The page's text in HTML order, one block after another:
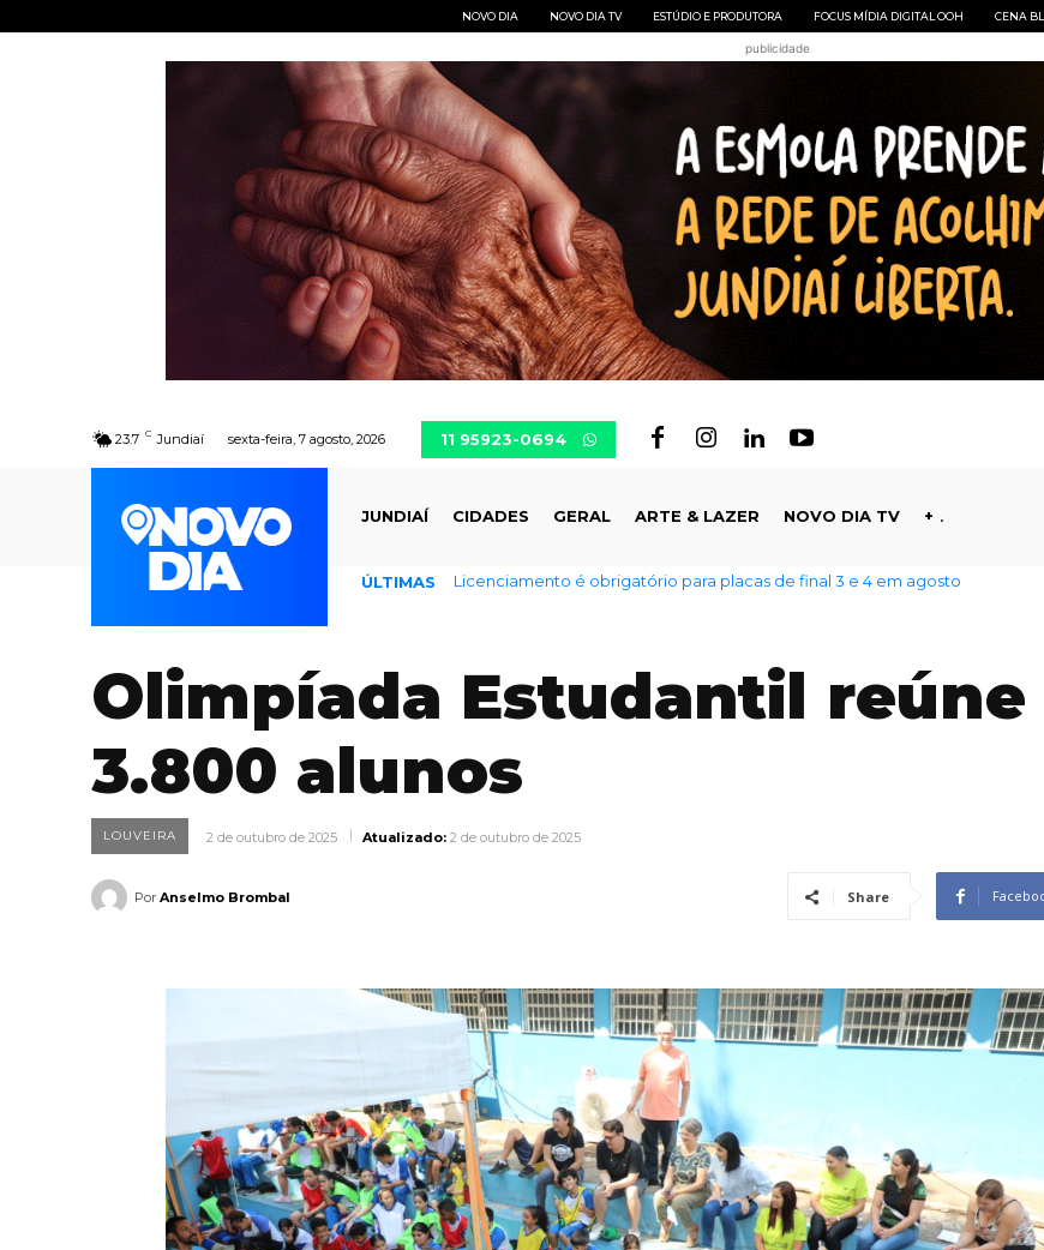
NOVO DIA NOVO DIA TV ESTÚDIO E PRODUTORA FOCUS MÍDIA DIGITAL OOH CENA
publicidade
23.7 C Jundiaí sexta-feira, 7 agosto, 2026 11 95923-0694
JUNDIAÍ CIDADES GERAL ARTE & LAZER NOVO DIA TV +
ÚLTIMAS Endividamento das famílias sobe para 82%, mas inadimplência cai
Licenciamento é obrigatório para placas de final 3 e 4 em agosto
Olimpíada Estudantil reúne
3.800 alunos
LOUVEIRA 2 de outubro de 2025 Atualizado: 2 de outubro de 2025
Por Anselmo Brombal Share